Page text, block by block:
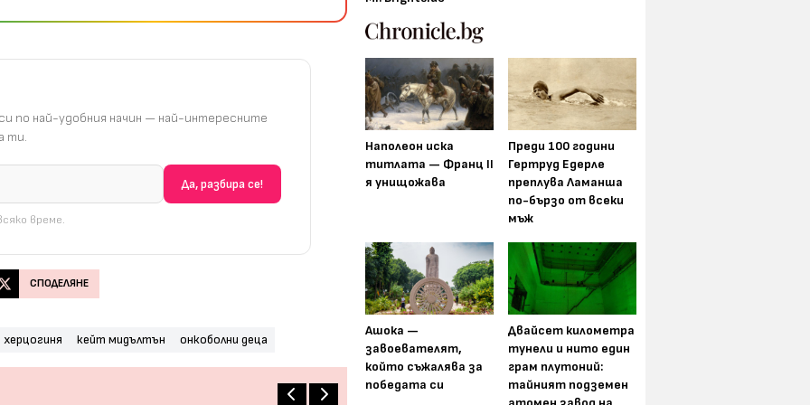
по най-удобния начин — най-интересните
ти.
време.
СПОДЕЛЯНЕ
херцогиня кейт мидълтън онкоболни деца
Наполеон иска
титлата — Франц II
я унищожава
Преди 100 години
Гертруд Едерле
преплува Ламанша
по-бързо от всеки
мъж
Ашока —
завоевателят,
който съжалява за
победата си
Двайсет километра
тунели и нито един
грам плутоний:
тайният подземен